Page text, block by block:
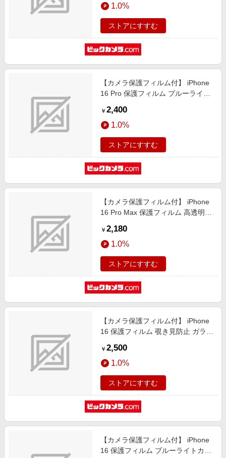
1.0%
ストアにすすむ
【カメラ保護フィルム付】 iPhone
16 Pro 保護フィルム ブルーライト
IP1602BC-1
￥ 2,400
1.0%
ストアにすすむ
【カメラ保護フィルム付】 iPhone
16 Pro Max 保護フィルム 高透明
IP1604KT-1
￥ 2,180
1.0%
ストアにすすむ
【カメラ保護フィルム付】 iPhone
16 保護フィルム 覗き見防止 ガラス
￥ 2,500
1.0%
ストアにすすむ
【カメラ保護フィルム付】 iPhone
16 保護フィルム ブルーライトカッ